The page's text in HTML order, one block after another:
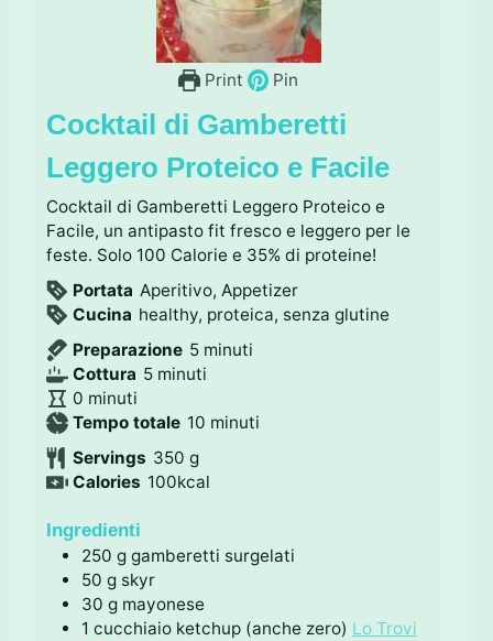
Print Pin
Cocktail di Gamberetti
Leggero Proteico e Facile
Cocktail di Gamberetti Leggero Proteico e
Facile, un antipasto fit fresco e leggero per le
feste. Solo 100 Calorie e 35% di proteine!
Portata Aperitivo, Appetizer
Cucina healthy, proteica, senza glutine
Preparazione 5m
i
u
i
minuti
Cottura 5m
n
u
t
i
minuti
0m
i
u
t
minuti
Tempo totale 10m
u
minuti
Servings 350 g
Calories 100kcal
Ingredienti
250 g gamberetti surgelati
50 g skyr
30 g mayonese
1 cucchiaio ketchup (anche zero) Lo Trovi